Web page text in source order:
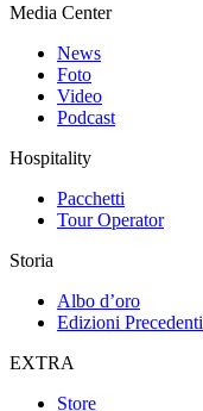
Media Center
News
Foto
Video
Podcast
Hospitality
Pacchetti
Tour Operator
Storia
Albo d’oro
Edizioni Precedenti
EXTRA
Store